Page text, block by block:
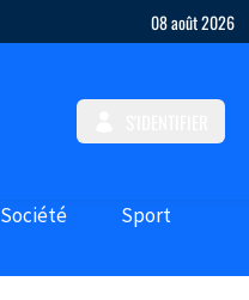
08 août 2026
Société Sport